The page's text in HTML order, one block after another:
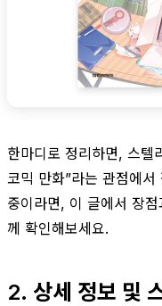
한마디로 정리하면, 스텔
코믹 만화”라는 관점에
중이라면, 이 글에서 장
께 확인해보세요.
2. 상세 정보 및